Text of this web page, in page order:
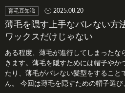
育毛豆知識 2025.08.20
薄毛を隠す上手なバレない方
ワックスだけじゃない
ある程度、薄毛が進行してしまったな
きます。薄毛を隠すためには帽子やか
たり、薄毛がバレない髪型をすること
ん。 今回は薄毛を隠すための帽子選び、あなたに合ったかつらの探